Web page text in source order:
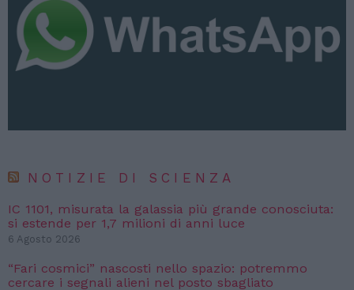
NOTIZIE DI SCIENZA
IC 1101, misurata la galassia più grande conosciuta:
si estende per 1,7 milioni di anni luce
6 Agosto 2026
“Fari cosmici” nascosti nello spazio: potremmo
cercare i segnali alieni nel posto sbagliato